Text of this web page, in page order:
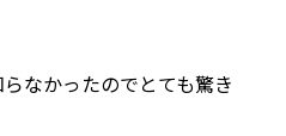
なかったのでとても驚き